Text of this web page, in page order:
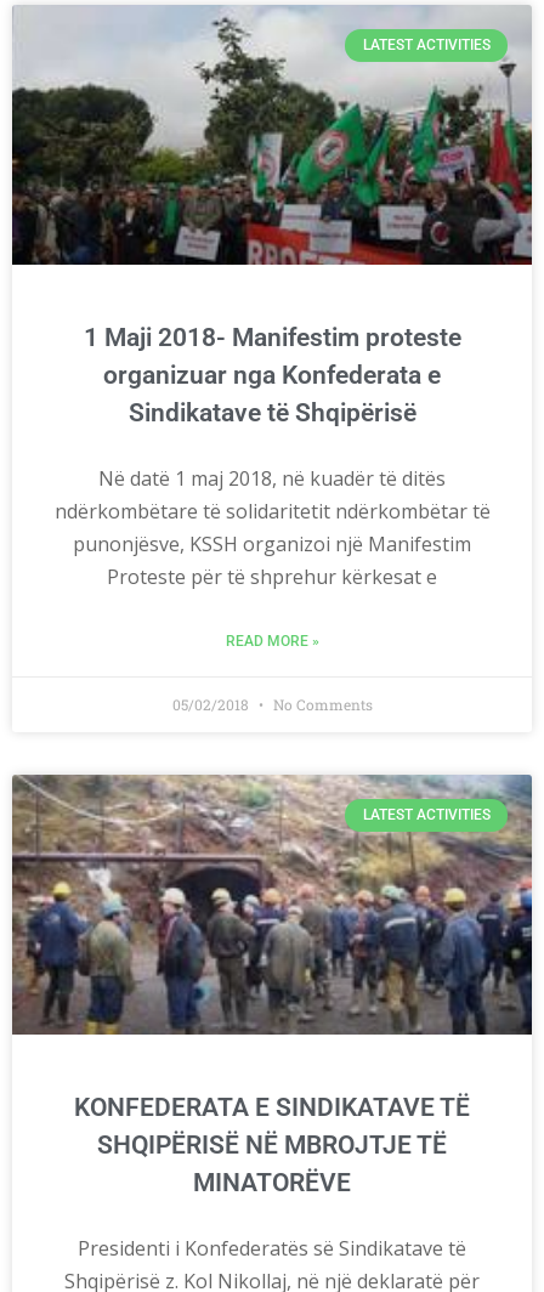
LATEST ACTIVITIES
1 Maji 2018- Manifestim proteste
organizuar nga Konfederata e
Sindikatave të Shqipërisë
Në datë 1 maj 2018, në kuadër të ditës
ndërkombëtare të solidaritetit ndërkombëtar të
punonjësve, KSSH organizoi një Manifestim
Proteste për të shprehur kërkesat e
READ MORE »
05/02/2018 No Comments
LATEST ACTIVITIES
KONFEDERATA E SINDIKATAVE TË
SHQIPËRISË NË MBROJTJE TË
MINATORËVE
Presidenti i Konfederatës së Sindikatave të
Shqipërisë z. Kol Nikollaj, në një deklaratë për